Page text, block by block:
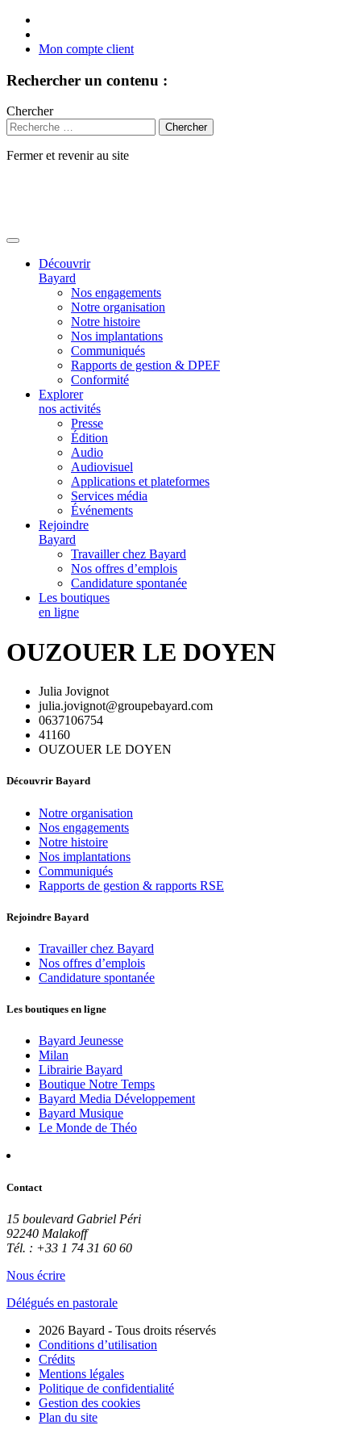
Mon compte client
Rechercher un contenu :
Chercher
Fermer et revenir au site
Découvrir
Bayard
Nos engagements
Notre organisation
Notre histoire
Nos implantations
Communiqués
Rapports de gestion & DPEF
Conformité
Explorer
nos activités
Presse
Édition
Audio
Audiovisuel
Applications et plateformes
Services média
Événements
Rejoindre
Bayard
Travailler chez Bayard
Nos offres d’emplois
Candidature spontanée
Les boutiques
en ligne
OUZOUER LE DOYEN
Julia Jovignot
julia.jovignot@groupebayard.com
0637106754
41160
OUZOUER LE DOYEN
Découvrir Bayard
Notre organisation
Nos engagements
Notre histoire
Nos implantations
Communiqués
Rapports de gestion & rapports RSE
Rejoindre Bayard
Travailler chez Bayard
Nos offres d’emplois
Candidature spontanée
Les boutiques en ligne
Bayard Jeunesse
Milan
Librairie Bayard
Boutique Notre Temps
Bayard Media Développement
Bayard Musique
Le Monde de Théo
Contact
15 boulevard Gabriel Péri
92240 Malakoff
Tél. : +33 1 74 31 60 60
Nous écrire
Délégués en pastorale
2026 Bayard - Tous droits réservés
Conditions d’utilisation
Crédits
Mentions légales
Politique de confidentialité
Gestion des cookies
Plan du site